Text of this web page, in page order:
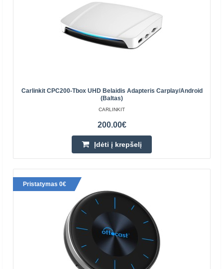
Ottocast OttoAibox E2 CarPlay / Android belaidis
automobilio adapteris
OTTOCAST
„Ottocast OttoAibox E2 CarPlay“ / „Android“ belaidis
automobilio adapteris „Ottocast E2“ paverčia jūsų
automobilio ekraną „Android 13“ medijos centru.
Carlinkit CPC200-Tbox UHD Belaidis Adapteris Carplay/Android
(baltas)
CARLINKIT
200.00€
Įdėti į krepšelį
Pristatymas 0€